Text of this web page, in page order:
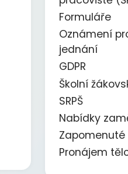
Formuláře
Oznámení
jednání
GDPR
Školní
SRPŠ
Nabídky
Zapomenuté
Pronájem